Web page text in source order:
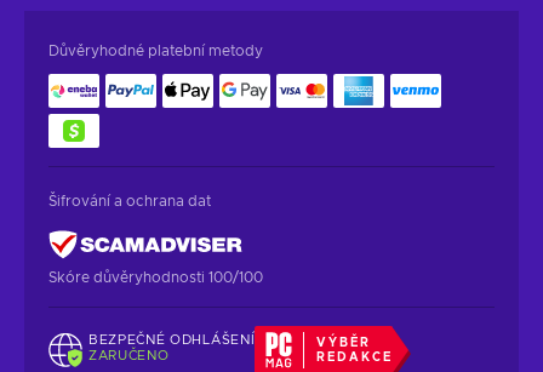
Důvěryhodné platební metody
Šifrování a ochrana dat
Skóre důvěryhodnosti 100/100
BEZPEČNÉ ODHLÁŠENÍ
ZARUČENO
VÝBĚR
REDAKCE